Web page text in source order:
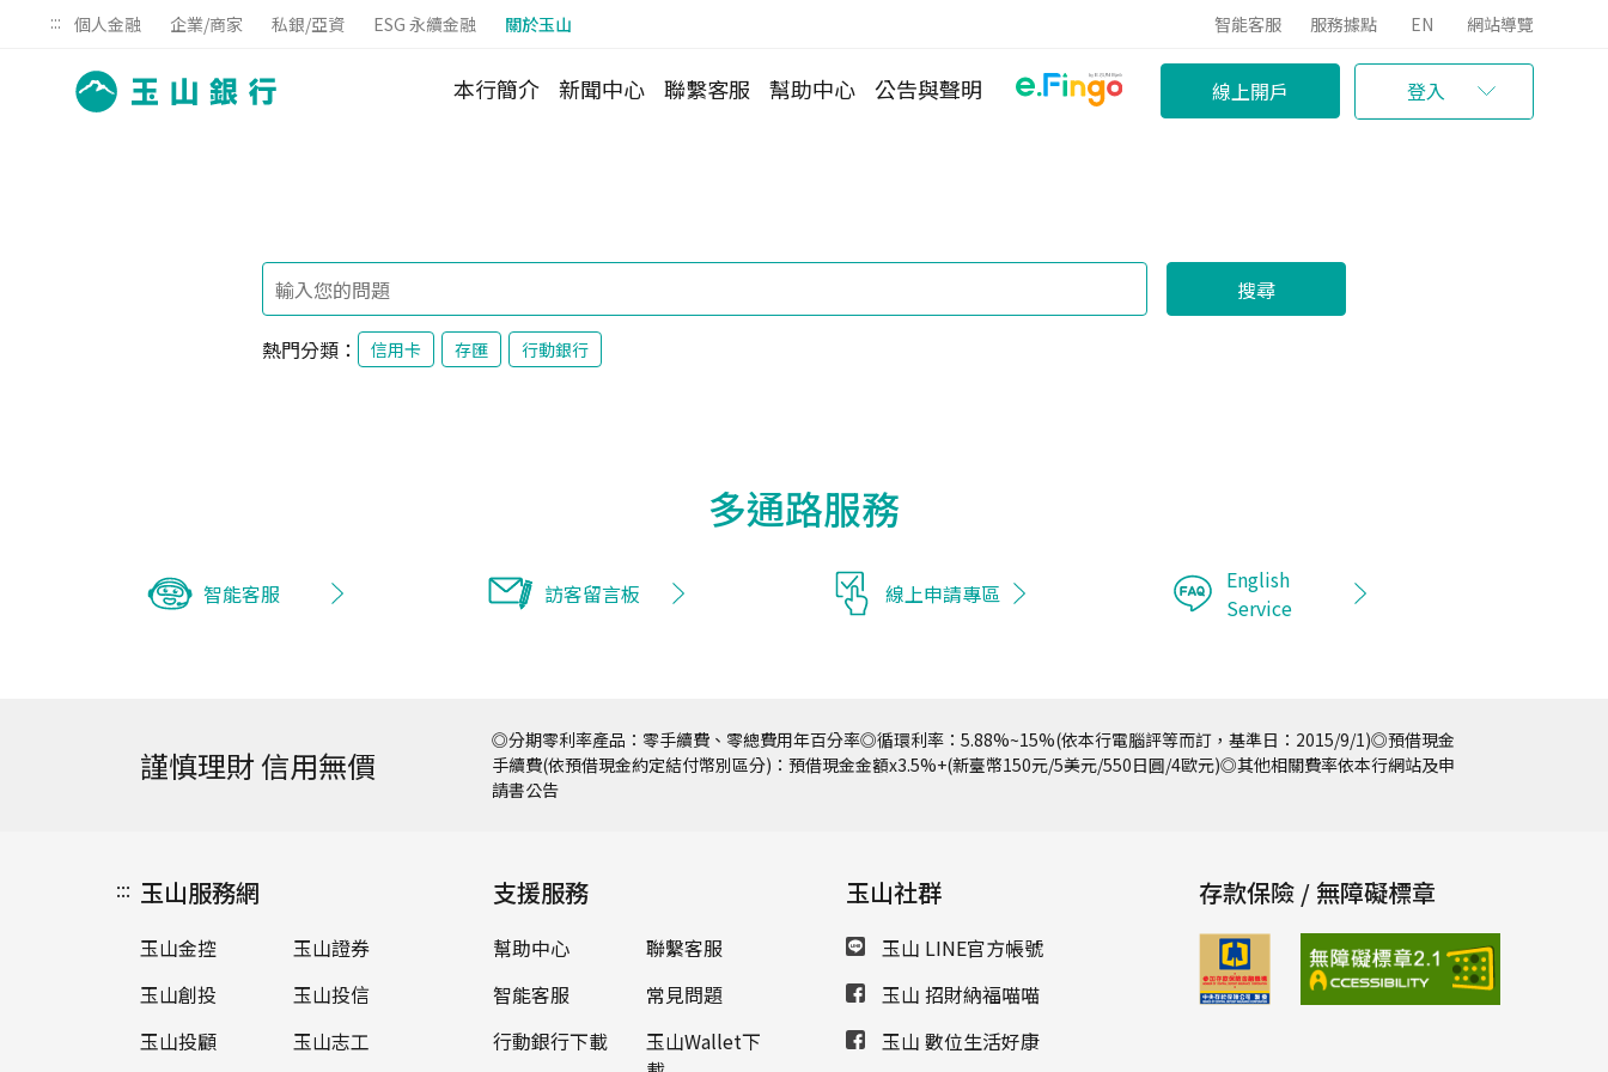
::: 個人金融 企業/商家 私銀/亞資 ESG 永續金融 關於玉山 智能客服 服務據點 EN 網站導覽
本行簡介 新聞中心 聯繫客服 幫助中心 公告與聲明 線上開戶 登入
熱門分類： 信用卡 存匯 行動銀行
搜尋
多通路服務
智能客服 訪客留言板 線上申請專區
English
Service
謹慎理財 信用無價
◎分期零利率產品：零手續費、零總費用年百分率◎循環利率：5.88%~15%(依本行電腦評等而訂，基準日：2015/9/1)◎預借現金
手續費(依預借現金約定結付幣別區分)：預借現金金額x3.5%+(新臺幣150元/5美元/550日圓/4歐元)◎其他相關費率依本行網站及申
請書公告
::: 玉山服務網
玉山金控
玉山證券
玉山創投
玉山投信
玉山投顧
玉山志工
支援服務
幫助中心
聯繫客服
智能客服
常見問題
行動銀行下載
玉山Wallet下
玉山社群
玉山 LINE官方帳號
玉山 招財納福喵喵
玉山 數位生活好康
存款保險 / 無障礙標章